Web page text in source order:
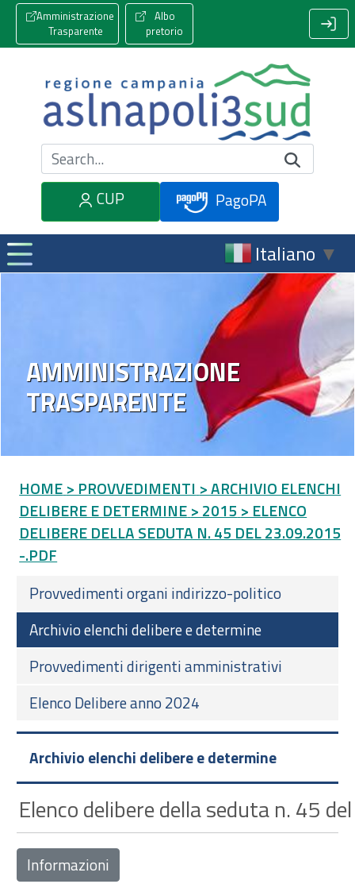
Amministrazione
Trasparente
Albo
pretorio
Cerca nel sito
CUP
PagoPA
Italiano ▼
AMMINISTRAZIONE
TRASPARENTE
HOME > PROVVEDIMENTI > ARCHIVIO ELENCHI
DELIBERE E DETERMINE > 2015 > ELENCO
DELIBERE DELLA SEDUTA N. 45 DEL 23.09.2015
-.PDF
Provvedimenti organi indirizzo-politico
Archivio elenchi delibere e determine
Provvedimenti dirigenti amministrativi
Elenco Delibere anno 2024
Archivio elenchi delibere e determine
Elenco delibere della seduta n. 45
Informazioni